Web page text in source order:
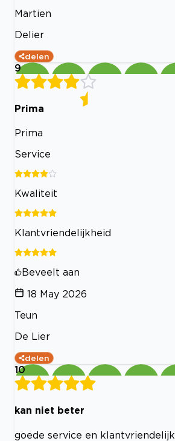
Martien
Delier
delen
9
Prima
Prima
Service
Kwaliteit
Klantvriendelijkheid
Beveelt aan
18 May 2026
Teun
De Lier
delen
10
kan niet beter
goede service en klantvriendelijk